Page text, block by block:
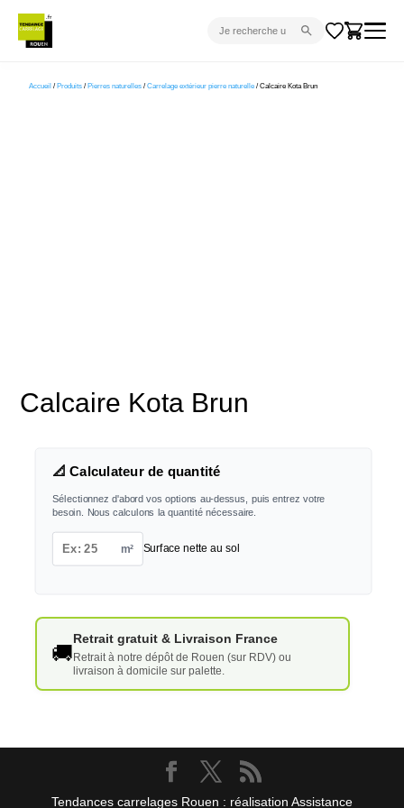
Accueil / Produits / Pierres naturelles / Carrelage extérieur pierre naturelle / Calcaire Kota Brun
Calcaire Kota Brun
📐 Calculateur de quantité
Sélectionnez d'abord vos options au-dessus, puis entrez votre
besoin. Nous calculons la quantité nécessaire.
m² Surface nette au sol
🚚
Retrait gratuit & Livraison France
Retrait à notre dépôt de Rouen (sur RDV) ou
livraison à domicile sur palette.
Tendances carrelages Rouen : réalisation Assistance